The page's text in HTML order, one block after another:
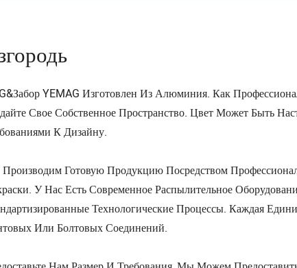
YEMAG Изготовлен Из Алюминия. Как
Свое Собственное Пространство. Цвет Может Быть
К Дизайну.
Готовую Продукцию Посредством
У Нас Есть Современное Распылительное
Технологические Процессы. Каждая
Или Болтовых Соединений.